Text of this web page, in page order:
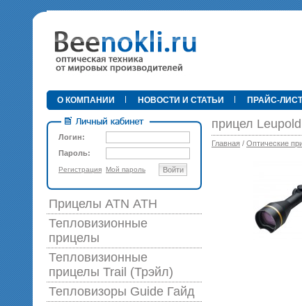
•
О КОМПАНИИ НОВОСТИ И СТАТЬИ ПРАЙС-ЛИСТ
Логин:
Пароль:
Регистрация Мой пароль Войти
Прицелы ATN АТН
Тепловизионные
прицелы
Тепловизионные
прицелы Trail (Трэйл)
Тепловизоры Guide Гайд
прицел
Главная / Оптические